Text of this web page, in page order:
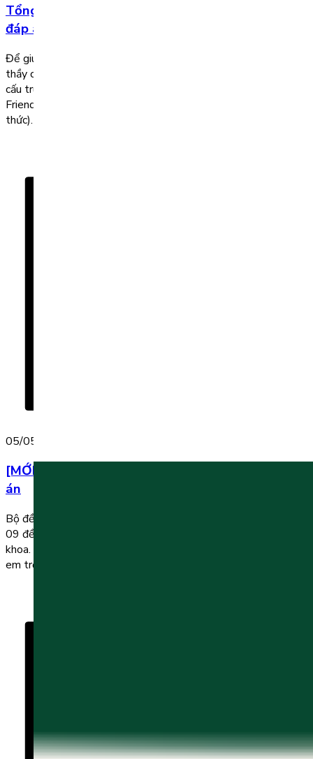
Tổng hợp bộ đề thi tiếng Anh lớp 2 học kì 2 (có
đáp án)
Để giúp các em chuẩn bị thật tốt cho kỳ thi học kỳ 2, dưới đây
thầy cô đã biên soạn bộ đề thi tiếng Anh lớp 2 học kì 2 theo
cấu trúc sách mới Explore Our World (Cánh diều), Family And
Friends (Chân trời sáng tạo) và Global Success (Kết nối tri
thức). […]
05/05/2025
[MỚI] Bộ đề thi tiếng Anh lớp 1 học kì 2 kèm đáp
án
Bộ đề thi tiếng Anh lớp 1 học kì 2 năm học 2025 – 2026 gồm
09 đề thi được thầy cô biên soạn bám sát nội dung sách giáo
khoa. Đề thi kèm đáp án chi tiết giúp quá trình ôn tập của các
em trọng tâm, hiệu quả và dễ đạt điểm cao […]